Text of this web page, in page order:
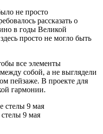
не просто
рассказать о
в годы Великой
просто не могло быть
все элементы
собой, а не выглядели
пейзаже. В проекте для
гармонии.
9 мая